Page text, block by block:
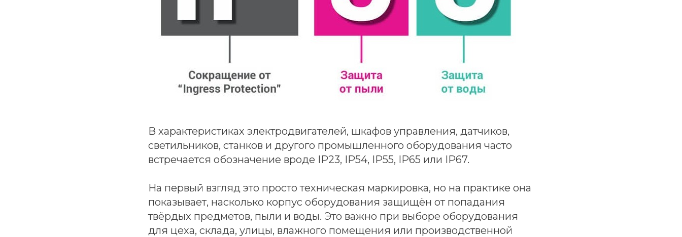
В характеристиках электродвигателей, шкафов управления, датчиков,
светильников, станков и другого промышленного оборудования часто
встречается обозначение вроде IP23, IP54, IP55, IP65 или IP67.
На первый взгляд это просто техническая маркировка, но на практике она
показывает, насколько корпус оборудования защищён от попадания
твёрдых предметов, пыли и воды. Это важно при выборе оборудования
для цеха, склада, улицы, влажного помещения или производственной